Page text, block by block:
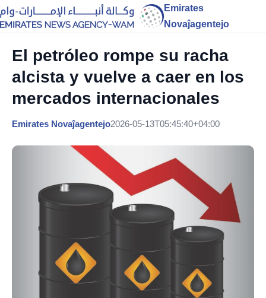
Emirates
Novaĵagentejo
El petróleo rompe su racha
alcista y vuelve a caer en los
mercados internacionales
Emirates Novaĵagentejo2026-05-13T05:45:40+04:00